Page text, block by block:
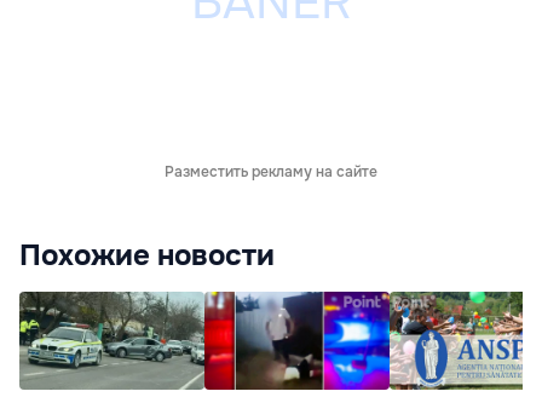
Разместить рекламу на сайте
Похожие новости